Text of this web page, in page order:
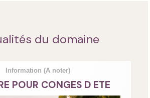
du domaine
Information (A noter)
POUR CONGES D ETE